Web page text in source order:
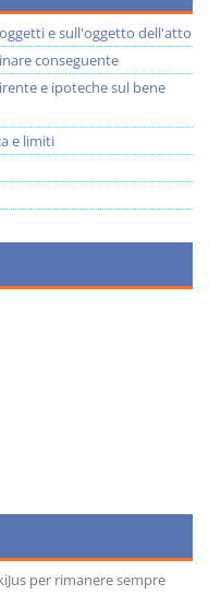
e sull'oggetto dell'atto
conseguente
e ipoteche sul bene
e limiti
per rimanere sempre